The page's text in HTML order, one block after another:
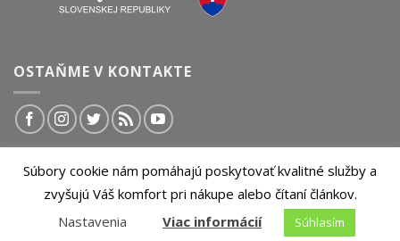
OSTAŇME V KONTAKTE
© 2026 InvestičnýBlog.sk | Všetky práva vyhradené.
Akékoľvek kopírovanie obsahu tejto stránky je bez
predchádzajúceho súhlasu zakázané.
Súbory cookie nám pomáhajú poskytovať kvalitné služby a
zvyšujú Váš komfort pri nákupe alebo čítaní článkov.
Nastavenia
Viac informácií Súhlasím